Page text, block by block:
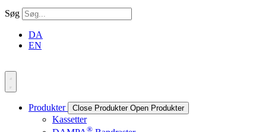
Søg
DA
EN
Produkter Close Produkter Open Produkter
Kassetter
®